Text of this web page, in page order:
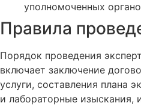
уполномоченных
Правила
Порядок проведения
включает заключение
услуги, составления плана
и лабораторные изыскания,